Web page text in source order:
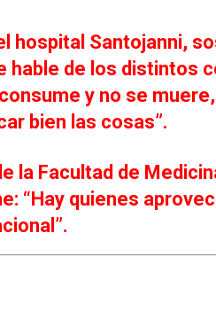
hospital Santojanni,
hable de los distintos
y no se
bien las cosas”.
la Facultad de
“Hay quienes